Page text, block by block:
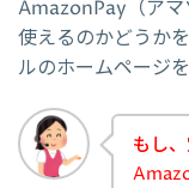
AmazonPay（アマ
使えるのかどうか
ルのホームページ
もし